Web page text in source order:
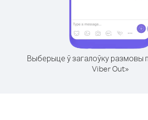
Выберыце ў загалоўку размовы
Viber Out»